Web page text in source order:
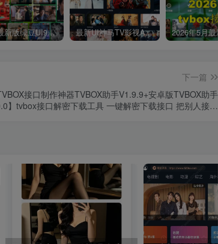
2026最新版绿豆UI9双端影视APP源码 最新UI神马TV影视APP源码 乐檬影视苹果CMS后台 包含前后端源码
下一篇
接口制作神器TVBOX助手V1.9.9+安卓版TVBOX助手
】tvbox接口解密下载工具 一键解密下载接口 把别人接口